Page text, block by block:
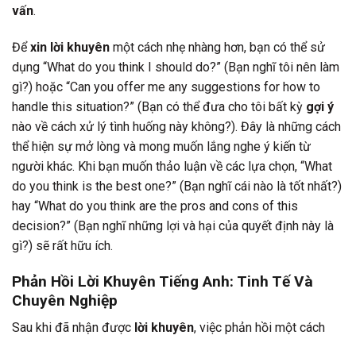
vấn.
Đểxin lời khuyên một cách nhẹ nhàng hơn, bạn có thể sử
dụng “What do you think I should do?” (Bạn nghĩ tôi nên làm
gì?) hoặc “Can you offer me any suggestions for how to
handle this situation?” (Bạn có thể đưa cho tôi bất kỳ gợi ý
nào về cách xử lý tình huống này không?). Đây là những cách
thể hiện sự mở lòng và mong muốn lắng nghe ý kiến từ
người khác. Khi bạn muốn thảo luận về các lựa chọn, “What
do you think is the best one?” (Bạn nghĩ cái nào là tốt nhất?)
hay “What do you think are the pros and cons of this
decision?” (Bạn nghĩ những lợi và hại của quyết định này là
gì?) sẽ rất hữu ích.
Phản Hồi Lời Khuyên Tiếng Anh: Tinh Tế Và
Chuyên Nghiệp
Sau khi đã nhận được lời khuyên, việc phản hồi một cách